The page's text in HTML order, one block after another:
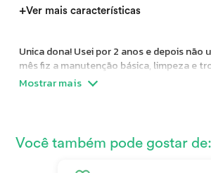
+Ver mais características
Unica dona! Usei por 2 anos e depois não
mês fiz a manutenção básica, limpeza e
Mostrar mais
Você também pode gostar de: